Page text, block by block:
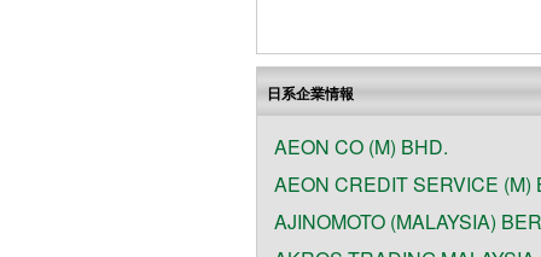
日系企業情報
AEON CO (M) BHD.
AEON CREDIT SERVICE (M)
AJINOMOTO (MALAYSIA)